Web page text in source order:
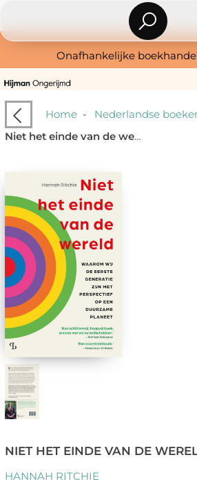
Onafhankelijke
Home- Nederlandse
Niet het einde van de wereld
NIET HET EINDE VAN DE
HANNAH RITCHIE